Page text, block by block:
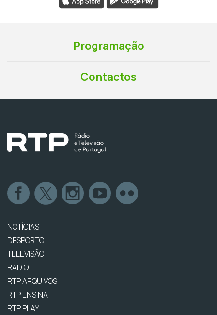
Programação
Contactos
NOTÍCIAS
DESPORTO
TELEVISÃO
RÁDIO
RTP ARQUIVOS
RTP ENSINA
RTP PLAY